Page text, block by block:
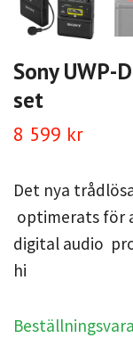
Sony
set
8 599 kr
Det nya
optimerats för
digital audio
hi
Beställningsvara